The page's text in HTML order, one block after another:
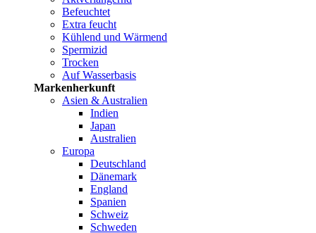
Befeuchtet
Extra feucht
Kühlend und Wärmend
Spermizid
Trocken
Auf Wasserbasis
Markenherkunft
Asien & Australien
Indien
Japan
Australien
Europa
Deutschland
Dänemark
England
Spanien
Schweiz
Schweden